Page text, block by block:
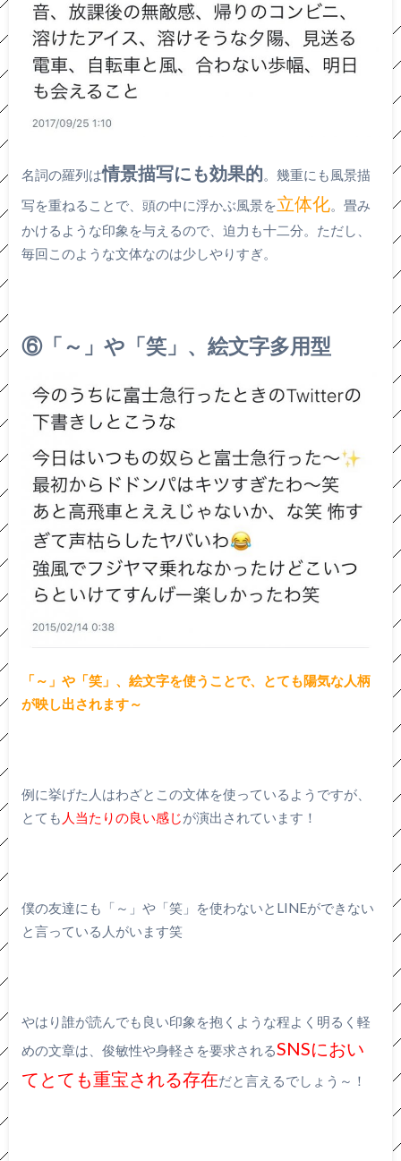
名詞の羅列は情景描写にも効果的。幾重にも風景描
写を重ねることで、頭の中に浮かぶ風景を立体化。畳み
かけるような印象を与えるので、迫力も十二分。ただし、
毎回このような文体なのは少しやりすぎ。
⑥「～」や「笑」、絵文字多用型
「～」や「笑」、絵文字を使うことで、とても陽気な人柄
が映し出されます～
例に挙げた人はわざとこの文体を使っているようですが、
とても 人当たりの良い感じが演出されています！
僕の友達にも「～」や「笑」を使わないとLINEができない
と言っている人がいます笑
やはり誰が読んでも良い印象を抱くような程よく明るく軽
めの文章は、俊敏性や身軽さを要求されるSNSにおい
てとても重宝される存在だと言えるでしょう～！